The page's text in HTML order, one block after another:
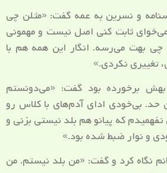
و نسرین به عمه گفت: «مثلن چی
ثابت کنی اصل نیست و مهمونی
چی بهت می‌رسه. انگار این همه هم با
تغییری نکردی.»
برخورده بود گفت: «می‌دونستم
حد. بی‌خودی ادای آدم‌های با کلاس رو
که پیانو هم بلد نیستی بزنی و
و نوار ضبط شده بود.»
نگاه کرد و گفت: «من بلد نیستم. من